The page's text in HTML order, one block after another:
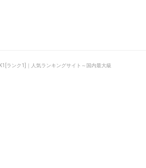
ランク1]｜人気ランキングサイト～国内最大級